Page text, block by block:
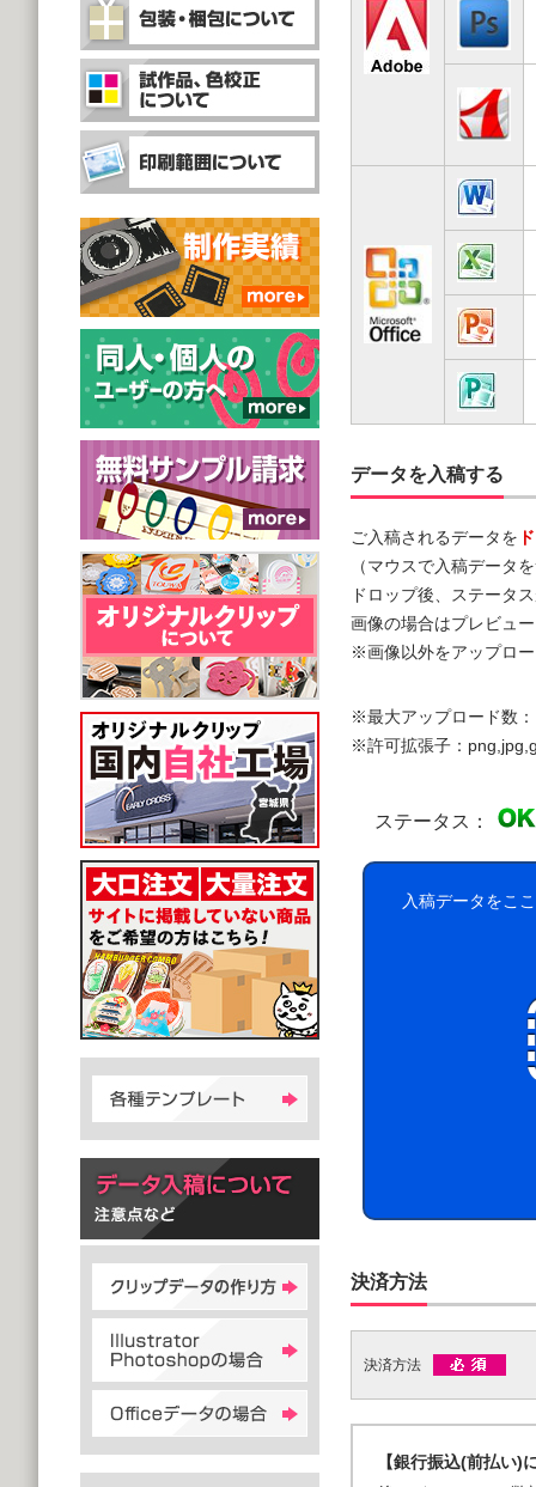
データを入稿する
ご入稿されるデータを
（マウスで入稿データ
ドロップ後、ステータ
画像の場合はプレビュ
※画像以外をアップロ
※最大アップロード数
※許可拡張子：
ステータス：
入稿データをこ
決済方法
決済方法
【銀行振込(前払い)